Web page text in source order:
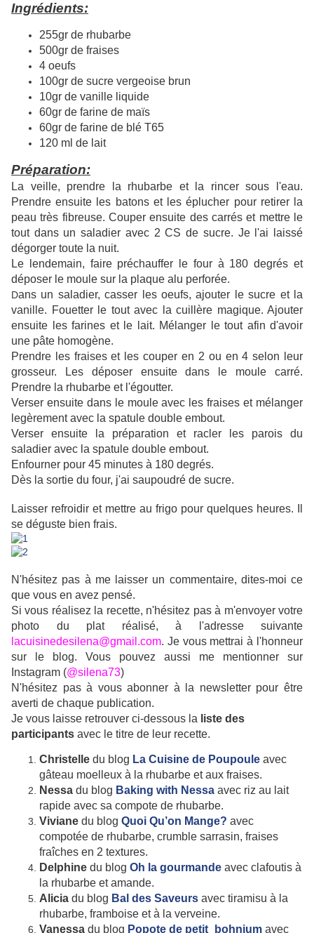
Ingrédients:
255gr de rhubarbe
500gr de fraises
4 oeufs
100gr de sucre vergeoise brun
10gr de vanille liquide
60gr de farine de maïs
60gr de farine de blé T65
120 ml de lait
Préparation:
La veille, prendre la rhubarbe et la rincer sous l'eau.
Prendre ensuite les batons et les éplucher pour retirer la
peau très fibreuse. Couper ensuite des carrés et mettre le
tout dans un saladier avec 2 CS de sucre. Je l'ai laissé
dégorger toute la nuit.
Le lendemain, faire préchauffer le four à 180 degrés et
déposer le moule sur la plaque alu perforée.
Dans un saladier, casser les oeufs, ajouter le sucre et la
vanille. Fouetter le tout avec la cuillère magique. Ajouter
ensuite les farines et le lait. Mélanger le tout afin d'avoir
une pâte homogène.
Prendre les fraises et les couper en 2 ou en 4 selon leur
grosseur. Les déposer ensuite dans le moule carré.
Prendre la rhubarbe et l'égoutter.
Verser ensuite dans le moule avec les fraises et mélanger
legèrement avec la spatule double embout.
Verser ensuite la préparation et racler les parois du
saladier avec la spatule double embout.
Enfourner pour 45 minutes à 180 degrés.
Dès la sortie du four, j'ai saupoudré de sucre.
Laisser refroidir et mettre au frigo pour quelques heures. Il
se déguste bien frais.
N'hésitez pas à me laisser un commentaire, dites-moi ce
que vous en avez pensé.
Si vous réalisez la recette, n'hésitez pas à m'envoyer votre
photo du plat réalisé, à l'adresse suivante
lacuisinedesilena@gmail.com. Je vous mettrai à l'honneur
sur le blog. Vous pouvez aussi me mentionner sur
Instagram (@silena73)
N'hésitez pas à vous abonner à la newsletter pour être
averti de chaque publication.
Je vous laisse retrouver ci-dessous la liste des
participants avec le titre de leur recette.
Christelle du blog La Cuisine de Poupoule avec
gâteau moelleux à la rhubarbe et aux fraises.
Nessa du blog Baking with Nessa avec riz au lait
rapide avec sa compote de rhubarbe.
Viviane du blog Quoi Qu’on Mange? avec
compotée de rhubarbe, crumble sarrasin, fraises
fraîches en 2 textures.
Delphine du blog Oh la gourmande avec clafoutis à
la rhubarbe et amande.
Alicia du blog Bal des Saveurs avec tiramisu à la
rhubarbe, framboise et à la verveine.
Vanessa du blog Popote de petit_bohnium avec